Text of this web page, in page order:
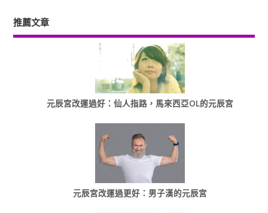
推薦文章
元辰宮改運過好：仙人指路，馬來西亞OL的元辰宮
元辰宮改運過更好：男子漢的元辰宮